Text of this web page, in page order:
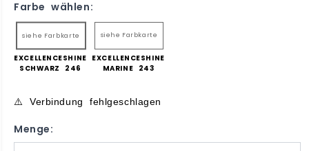
Farbe wählen:
siehe Farbkarte
EXCELLENCESHINE
SCHWARZ 246
siehe Farbkarte
EXCELLENCESHINE
MARINE 243
⚠️ Verbindung fehlgeschlagen
Menge: